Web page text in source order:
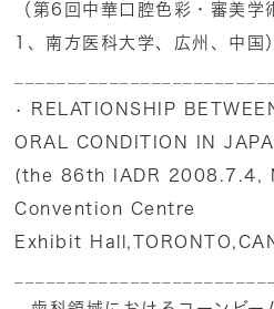
（第6回中華口腔色彩・審美
1、南方医科大学、広州、中国
• RELATIONSHIP
ORAL CONDITION IN
(the 86th IADR 2008.7.4,
Convention Centre
Exhibit